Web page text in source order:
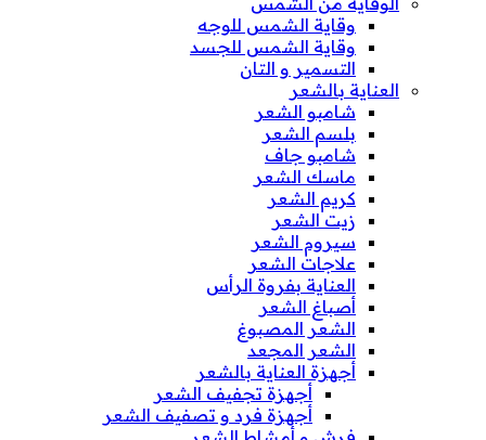
وقاية الشمس للوجه
وقاية الشمس للجسد
التسمير و التان
العناية بالشعر
شامبو الشعر
بلسم الشعر
شامبو جاف
ماسك الشعر
كريم الشعر
زيت الشعر
سيروم الشعر
علاجات الشعر
العناية بفروة الرأس
أصباغ الشعر
الشعر المصبوغ
الشعر المجعد
أجهزة العناية بالشعر
أجهزة تجفيف الشعر
أجهزة فرد و تصفيف الشعر